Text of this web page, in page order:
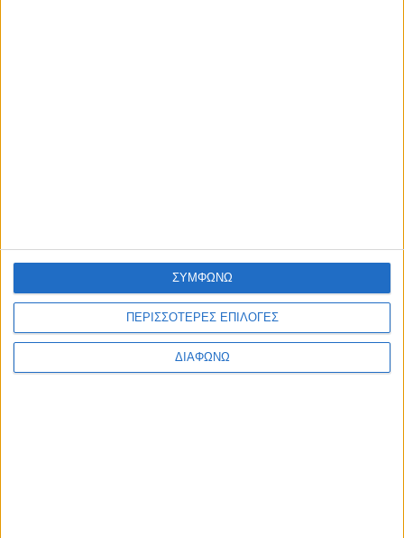
ΠΕΡΙΣΣΟΤΕΡΕΣ ΕΠΙΛΟΓΕΣ
ΔΙΑΦΩΝΩ
ΣΥΜΦΩΝΩ
ΤΡΟΠΟΙ ΠΛΗΡΩΜΗΣ
ΕΠΙΣΤΡΟΦΕΣ - ΑΛΛΑΓΕΣ
ΟΡΟΙ ΧΡΗΣΗΣ
copyright 2026 © tasoulis-jewellery.gr